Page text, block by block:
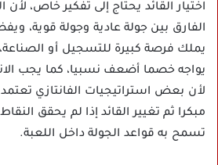
اختيار القائد يحتاج إلى تفكير خاص،
الفارق بين جولة عادية وجولة قوية،
يملك فرصة كبيرة للتسجيل أو
يواجه خصما أضعف نسبيا، كما يجب
لأن بعض استراتيجيات الفانتازي
مبكرا ثم تغيير القائد إذا لم يحقق
تسمح به قواعد الجولة داخل اللعبة.